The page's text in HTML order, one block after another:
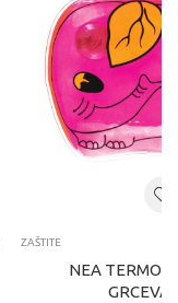
ZAŠTITE
NEA